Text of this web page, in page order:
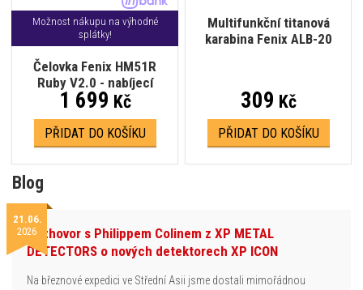
Možnost nákupu na výhodné
splátky!
Čelovka Fenix HM51R
Ruby V2.0 - nabíjecí
1 699 Kč
PŘIDAT DO KOŠÍKU
Multifunkční titanová
karabina Fenix ALB-20
309 Kč
PŘIDAT DO KOŠÍKU
Blog
21.06.
2026Rozhovor s Philippem Colinem z XP METAL
DETECTORS o nových detektorech XP ICON
Na březnové expedici ve Střední Asii jsme dostali mimořádnou